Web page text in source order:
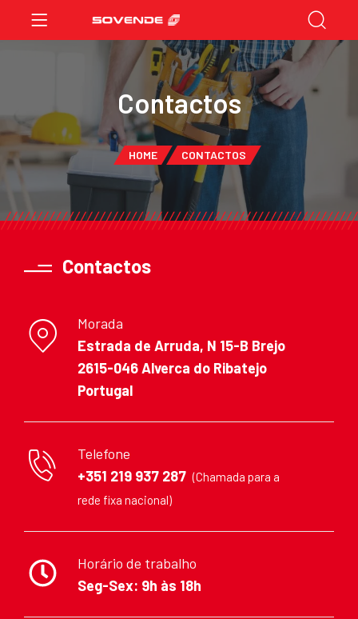
Contactos
HOME CONTACTOS
Contactos
Morada
Estrada de Arruda, N 15-B Brejo
2615-046 Alverca do Ribatejo
Portugal
Telefone
+351 219 937 287 (Chamada para a
rede fixa nacional)
Horário de trabalho
Seg-Sex: 9h às 18h